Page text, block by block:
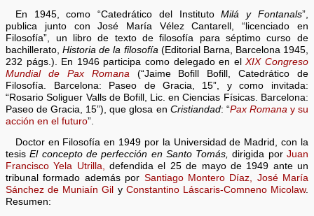
En 1945, como “Catedrático del InstitutoMilá y Fontanals”,
publica junto con José María Vélez Cantarell, “licenciado en
Filosofía”, un libro de texto de filosofía para séptimo curso de
bachillerato,Historia de la filosofía (Editorial Barna, Barcelona 1945,
232 págs.). En 1946 participa como delegado en elXIX Congreso
Mundial de Pax Romana (“Jaime Bofill Bofill, Catedrático de
Filosofía. Barcelona: Paseo de Gracia, 15”, y como invitada:
“Rosario Soliguer Valls de Bofill, Lic. en Ciencias Físicas. Barcelona:
Paseo de Gracia, 15”), que glosa en Cristiandad: “Pax Romana y su
acción en el futuro”.
Doctor en Filosofía en 1949 por la Universidad de Madrid , con la
tesisEl concepto de perfección en Santo Tomás, dirigida por Juan
Francisco Yela Utrilla, defendida el 25 de mayo de 1949 ante un
tribunal formado además por Santiago Montero Díaz, José María
Sánchez de Muniaín Gil y Constantino Láscaris-Comneno Micolaw.
Resumen: